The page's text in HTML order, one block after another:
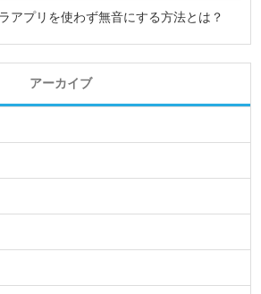
アプリを使わず無音にする方法とは？
アーカイブ